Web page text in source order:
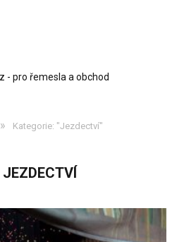
» Kategorie: "Jezdectví"
JEZDECTVÍ